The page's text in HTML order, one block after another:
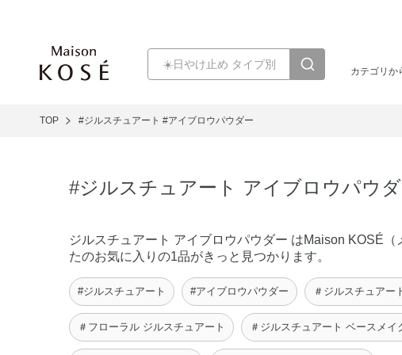
カテゴリか
TOP #ジルスチュアート #アイブロウパウダー
#ジルスチュアート アイブロウパウ
ジルスチュアート アイブロウパウダー はMaison KOSÉ
たのお気に入りの1品がきっと見つかります。
#ジルスチュアート #アイブロウパウダー ＃ジルスチュアー
＃フローラル ジルスチュアート ＃ジルスチュアート ベースメイ